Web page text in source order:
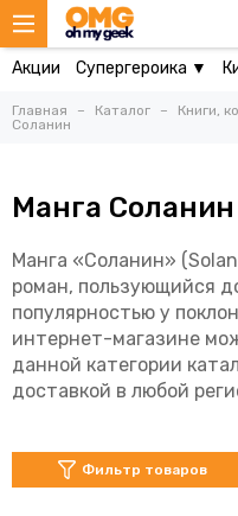
Акции Супергероика ▼
Главная Каталог Книги,
Соланин
Манга Соланин
Манга «Соланин»
роман, пользующийся
популярностью у
интернет-магазине
данной категории
доставкой в любой
Фильтр товаров